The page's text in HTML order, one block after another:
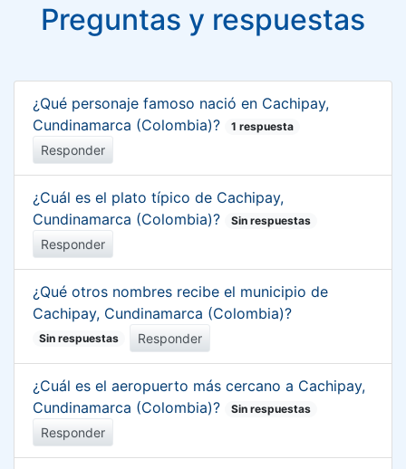
Preguntas y respuestas
¿Qué personaje famoso nació en Cachipay,
Cundinamarca (Colombia)?
1 respuesta
Responder
¿Cuál es el plato típico de Cachipay,
Cundinamarca (Colombia)?
Sin respuestas
Responder
¿Qué otros nombres recibe el municipio de
Cachipay, Cundinamarca (Colombia)?
Sin respuestas Responder
¿Cuál es el aeropuerto más cercano a Cachipay,
Cundinamarca (Colombia)?
Sin respuestas
Responder